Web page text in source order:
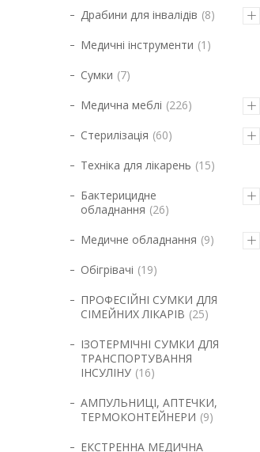
Драбини для інвалідів 8
Медичні інструменти 1
Сумки 7
Медична меблі 226
Стерилізація 60
Техніка для лікарень 15
Бактерицидне
обладнання 26
Медичне обладнання 9
Обігрівачі 19
ПРОФЕСІЙНІ СУМКИ ДЛЯ
СІМЕЙНИХ ЛІКАРІВ 25
ІЗОТЕРМІЧНІ СУМКИ ДЛЯ
ТРАНСПОРТУВАННЯ
ІНСУЛІНУ 16
АМПУЛЬНИЦІ, АПТЕЧКИ,
ТЕРМОКОНТЕЙНЕРИ 9
ЕКСТРЕННА МЕДИЧНА